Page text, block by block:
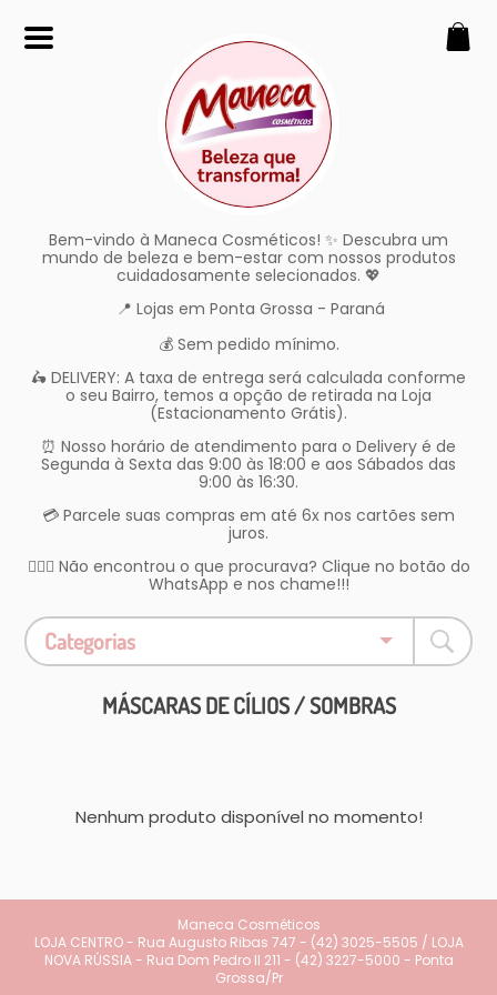
Maneca, beleza que transforma!
manecacosmeticos@yahoo.
com.br
Bem-vindo à Maneca Cosméticos! ✨ Descubra um
mundo de beleza e bem-estar com nossos produtos
cuidadosamente selecionados. 💖
📍 Lojas em Ponta Grossa - Paraná
💰 Sem pedido mínimo.
🛵 DELIVERY: A taxa de entrega será calculada conforme
o seu Bairro, temos a opção de retirada na Loja
(Estacionamento Grátis).
⏰ Nosso horário de atendimento para o Delivery é de
Segunda à Sexta das 9:00 às 18:00 e aos Sábados das
9:00 às 16:30.
💳 Parcele suas compras em até 6x nos cartões sem
juros.
🤷🏻‍♀️ Não encontrou o que procurava? Clique no botão do
WhatsApp e nos chame!!!
Categorias
MÁSCARAS DE CÍLIOS / SOMBRAS
Nenhum produto disponível no momento!
Maneca Cosméticos
LOJA CENTRO - Rua Augusto Ribas 747 - (42) 3025-5505 / LOJA
NOVA RÚSSIA - Rua Dom Pedro II 211 - (42) 3227-5000 - Ponta
Grossa/Pr